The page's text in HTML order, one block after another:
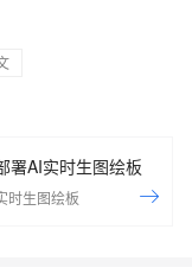
署AI实时生图绘板
时生图绘板